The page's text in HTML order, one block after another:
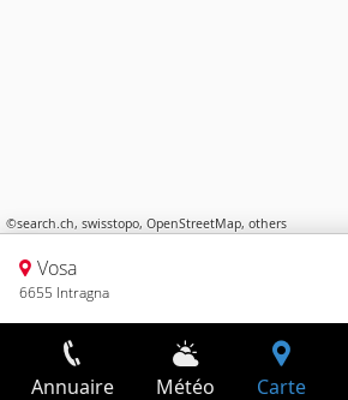
©search.ch, swisstopo, OpenStreetMap, others
Vosa
6655 Intragna
Annuaire Météo Carte